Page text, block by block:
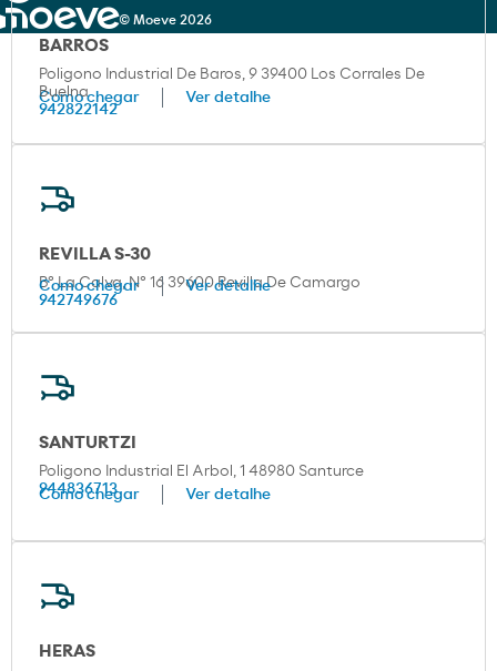
Como chegar Ver detalhe
REVILLA S-30
Bº La Calva, Nº 16 39600 Revilla De Camargo
942749676
Como chegar Ver detalhe
HERAS
BARROS
Poligono Industrial De Baros, 9 39400 Los Corrales De
Buelna
942822142
Como chegar Ver detalhe
SANTURTZI
Poligono Industrial El Arbol, 1 48980 Santurce
944836713
© Moeve 2026